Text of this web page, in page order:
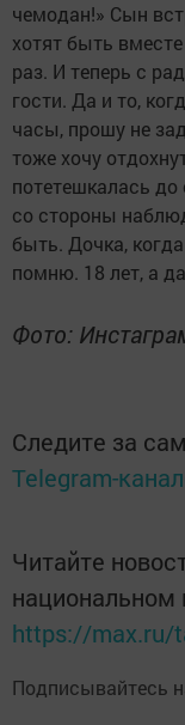
чемодан!» Сын
хотят быть
раз. И теперь с
гости. Да и то,
часы, прошу не
тоже хочу
потетешкалась до
со стороны
быть. Дочка,
помню. 18 лет, а
Фото:
Следите за
Telegram-
Читайте
https://max.ru/
Подписывайтесь